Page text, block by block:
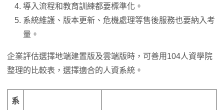
導入流程和教育訓練都要標準化。
系統維護、版本更新、危機處理等售後服務也要納入考
量。
企業評估選擇地端建置版及雲端版時，可善用104人資學院
整理的比較表，選擇適合的人資系統。
系